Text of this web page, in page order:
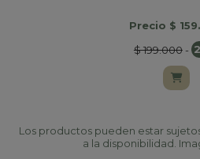
Precio $
$ 199.000-
Los productos pueden estar
a la disponibilidad.